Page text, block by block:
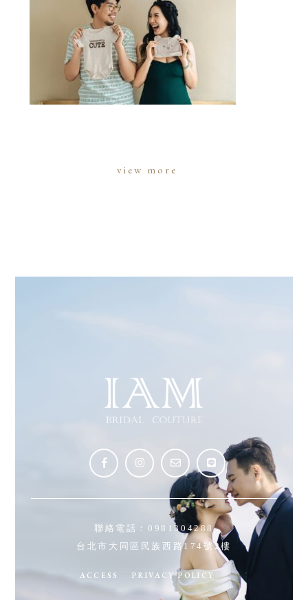
view more
聯絡電話： 0981304288
台北市大同區民族西路174號2樓
ACCESS PRIVACY POLICY